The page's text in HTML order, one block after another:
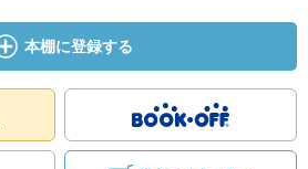
本棚に登録する